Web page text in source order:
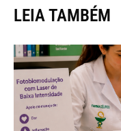
LEIA TAMBÉM